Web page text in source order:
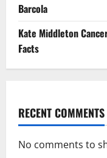
Barcola
Kate Middleton
Facts
RECENT COMMENTS
No comments to